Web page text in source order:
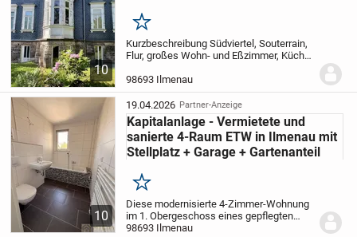
10
Merken
Kurzbeschreibung Südviertel, Souterrain,
Flur, großes Wohn- und Eßzimmer, Küche,
Schlafzimmer, Kinderzimmer, Terrasse,
PKW-Stellplatz Objekt Bei dem
angebotenen...
98693 Ilmenau
10
19.04.2026 Partner-Anzeige
Kapitalanlage - Vermietete und
sanierte 4-Raum ETW in Ilmenau mit
Stellplatz + Garage + Gartenanteil
Merken
Diese modernisierte 4-Zimmer-Wohnung
im 1. Obergeschoss eines gepflegten
Mehrfamilienhauses bietet eine
98693 Ilmenau